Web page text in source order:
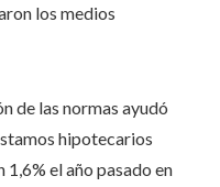
los medios
de las normas ayudó
hipotecarios
1,6% el año pasado en